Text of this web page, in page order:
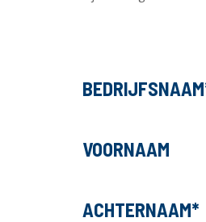
BEDRIJFSNAAM
VOORNAAM
ACHTERNAAM